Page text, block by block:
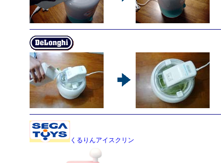
くるりんアイスクリン